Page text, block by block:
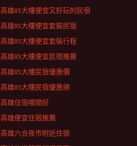
高雄85大樓便宜又好玩的民宿
高雄85大樓便宜套裝民宿
高雄85大樓便宜套裝行程
高雄85大樓便宜民宿推薦
高雄85大樓民宿優惠價
高雄85大樓民宿優惠網
高雄住宿哪間好
高雄便宜住宿推薦
高雄六合夜市附近住宿